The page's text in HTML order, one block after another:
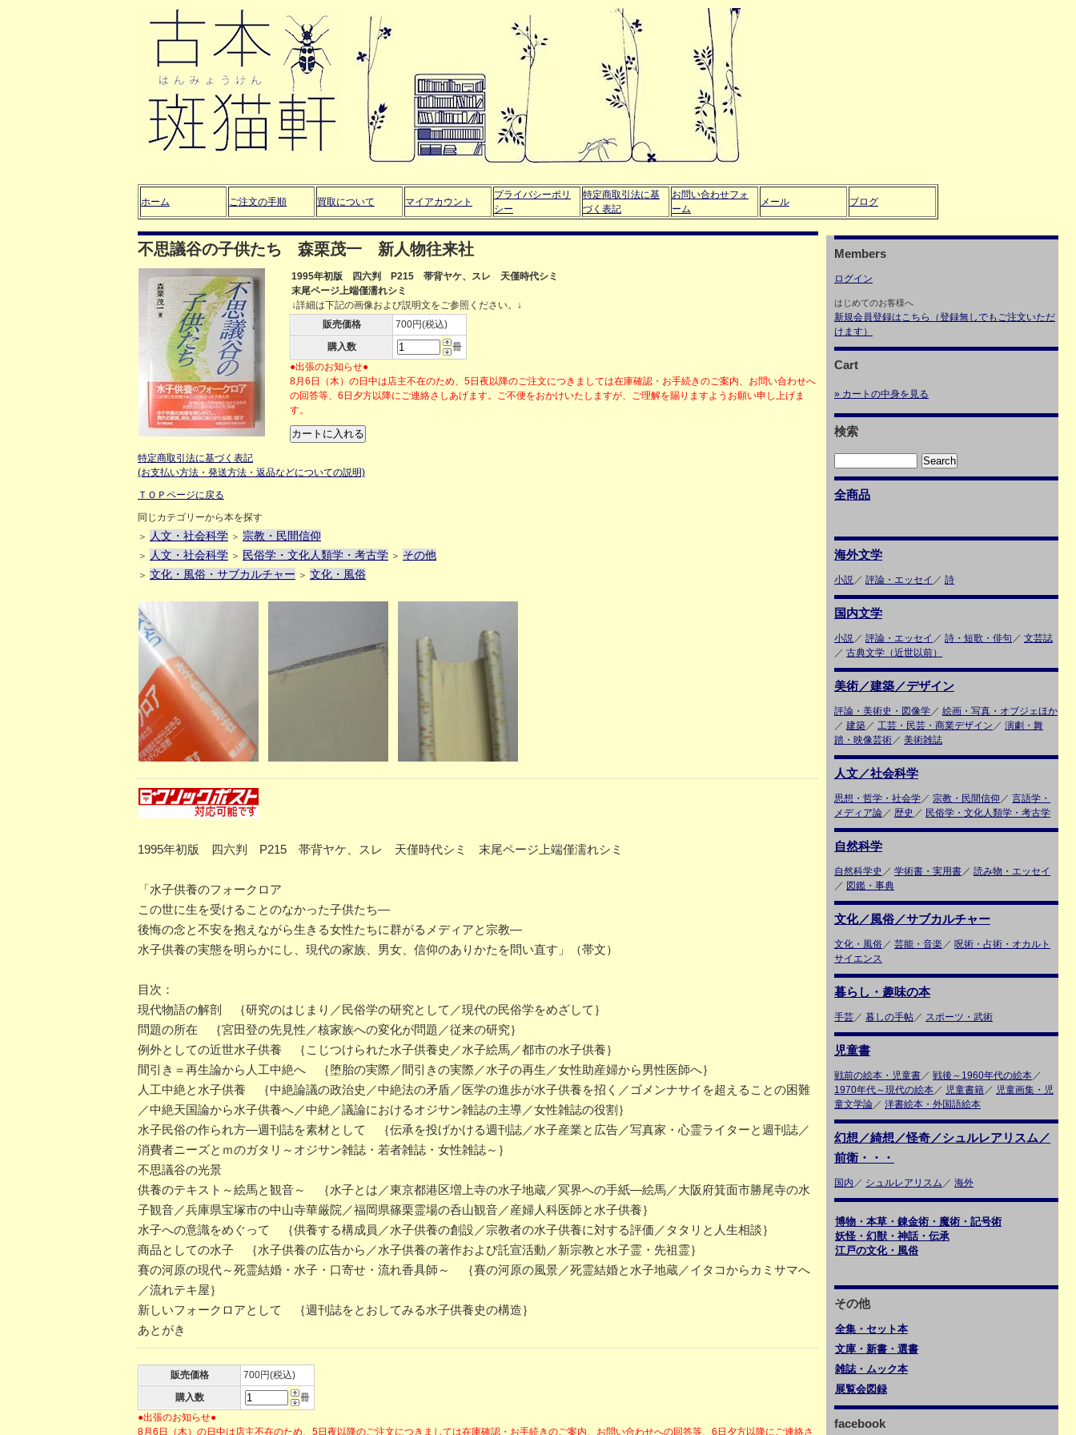
ホーム ご注文の手順 買取について マイアカウント
プライバシーポリ
シー
特定商取引法に基
づく表記
お問い合わせフォ
ーム
メール ブログ
不思議谷の子供たち 森栗茂一 新人物往来社
1995年初版 四六判 P215 帯背ヤケ、スレ 天僅時代シミ
末尾ページ上端僅濡れシミ
↓詳細は下記の画像および説明文をご参照ください。↓
販売価格
700円(税込)
購入数
冊
●出張のお知らせ●
8月6日（木）の日中は店主不在のため、5日夜以降のご注文につきましては在庫確認・お手続きのご案内、お問い合わせへ
の回答等、6日夕方以降にご連絡さしあげます。ご不便をおかけいたしますが、ご理解を賜りますようお願い申し上げま
す。
特定商取引法に基づく表記
(お支払い方法・発送方法・返品などについての説明)
ＴＯＰページに戻る
同じカテゴリーから本を探す
＞
人文・社会科学 ＞ 宗教・民間信仰
＞ 人文・社会科学 ＞ 民俗学・文化人類学・考古学 ＞ その他
＞ 文化・風俗・サブカルチャー ＞ 文化・風俗
1995年初版 四六判 P215 帯背ヤケ、スレ 天僅時代シミ 末尾ページ上端僅濡れシミ
「水子供養のフォークロア
この世に生を受けることのなかった子供たち―
後悔の念と不安を抱えながら生きる女性たちに群がるメディアと宗教―
水子供養の実態を明らかにし、現代の家族、男女、信仰のありかたを問い直す」（帯文）
目次：
現代物語の解剖 ｛研究のはじまり／民俗学の研究として／現代の民俗学をめざして｝
問題の所在 ｛宮田登の先見性／核家族への変化が問題／従来の研究｝
例外としての近世水子供養 ｛こじつけられた水子供養史／水子絵馬／都市の水子供養｝
間引き＝再生論から人工中絶へ ｛堕胎の実際／間引きの実際／水子の再生／女性助産婦から男性医師へ｝
人工中絶と水子供養 ｛中絶論議の政治史／中絶法の矛盾／医学の進歩が水子供養を招く／ゴメンナサイを超えることの困難
／中絶天国論から水子供養へ／中絶／議論におけるオジサン雑誌の主導／女性雑誌の役割｝
水子民俗の作られ方―週刊誌を素材として ｛伝承を投げかける週刊誌／水子産業と広告／写真家・心霊ライターと週刊誌／
消費者ニーズとｍのガタリ～オジサン雑誌・若者雑誌・女性雑誌～｝
不思議谷の光景
供養のテキスト～絵馬と観音～ ｛水子とは／東京都港区増上寺の水子地蔵／冥界への手紙―絵馬／大阪府箕面市勝尾寺の水
子観音／兵庫県宝塚市の中山寺華厳院／福岡県篠栗霊場の呑山観音／産婦人科医師と水子供養｝
水子への意識をめぐって ｛供養する構成員／水子供養の創設／宗教者の水子供養に対する評価／タタリと人生相談｝
商品としての水子 ｛水子供養の広告から／水子供養の著作および託宣活動／新宗教と水子霊・先祖霊｝
賽の河原の現代～死霊結婚・水子・口寄せ・流れ香具師～ ｛賽の河原の風景／死霊結婚と水子地蔵／イタコからカミサマへ
／流れテキ屋｝
新しいフォークロアとして ｛週刊誌をとおしてみる水子供養史の構造｝
あとがき
販売価格
700円(税込)
購入数
冊
●出張のお知らせ●
8月6日（木）の日中は店主不在のため、5日夜以降のご注文につきましては在庫確認・お手続きのご案内、お問い合わせへの回答等、6日夕方以降にご連絡さ
Members
ログイン
はじめてのお客様へ
新規会員登録はこちら（登録無しでもご注文いただ
けます）
Cart
» カートの中身を見る
検索
全商品
海外文学
小説／ 評論・エッセイ ／ 詩
国内文学
小説／ 評論・エッセイ ／ 詩・短歌・俳句 ／ 文芸誌
／ 古典文学（近世以前）
美術／建築／デザイン
評論・美術史・図像学／ 絵画・写真・オブジェほか
／ 建築／ 工芸・民芸・商業デザイン ／ 演劇・舞
踏・映像芸術／ 美術雑誌
人文／社会科学
思想・哲学・社会学／ 宗教・民間信仰 ／ 言語学・
メディア論／ 歴史 ／ 民俗学・文化人類学・考古学
自然科学
自然科学史 ／ 学術書・実用書／ 読み物・エッセイ
／ 図鑑・事典
文化／風俗／サブカルチャー
文化・風俗／ 芸能・音楽 ／ 呪術・占術・オカルト
サイエンス
暮らし・趣味の本
手芸／ 暮しの手帖／ スポーツ・武術
児童書
戦前の絵本・児童書／ 戦後～1960年代の絵本／
1970年代～現代の絵本／ 児童書籍／ 児童画集・児
童文学論／ 洋書絵本・外国語絵本
幻想／綺想／怪奇／シュルレアリスム／
前衛・・・
国内 ／ シュルレアリスム ／ 海外
博物・本草・錬金術・魔術・記号術
妖怪・幻獣・神話・伝承
江戸の文化・風俗
その他
全集・セット本
文庫・新書・選書
雑誌・ムック本
展覧会図録
facebook